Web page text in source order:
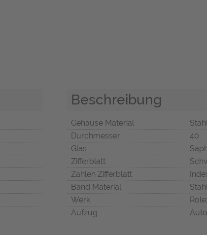
Beschreibung
Gehäuse Material
Durchmesser
40
Glas
Zifferblatt
Zahlen Zifferblatt
Band Material
Werk
Aufzug